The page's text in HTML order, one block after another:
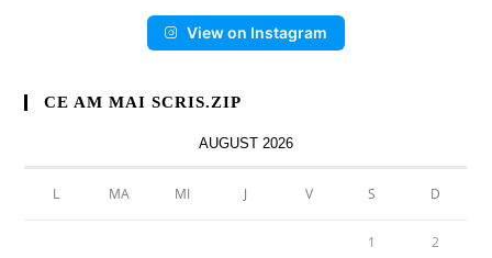
View on Instagram
CE AM MAI SCRIS.ZIP
AUGUST 2026
L MA MI J V S D
1 2